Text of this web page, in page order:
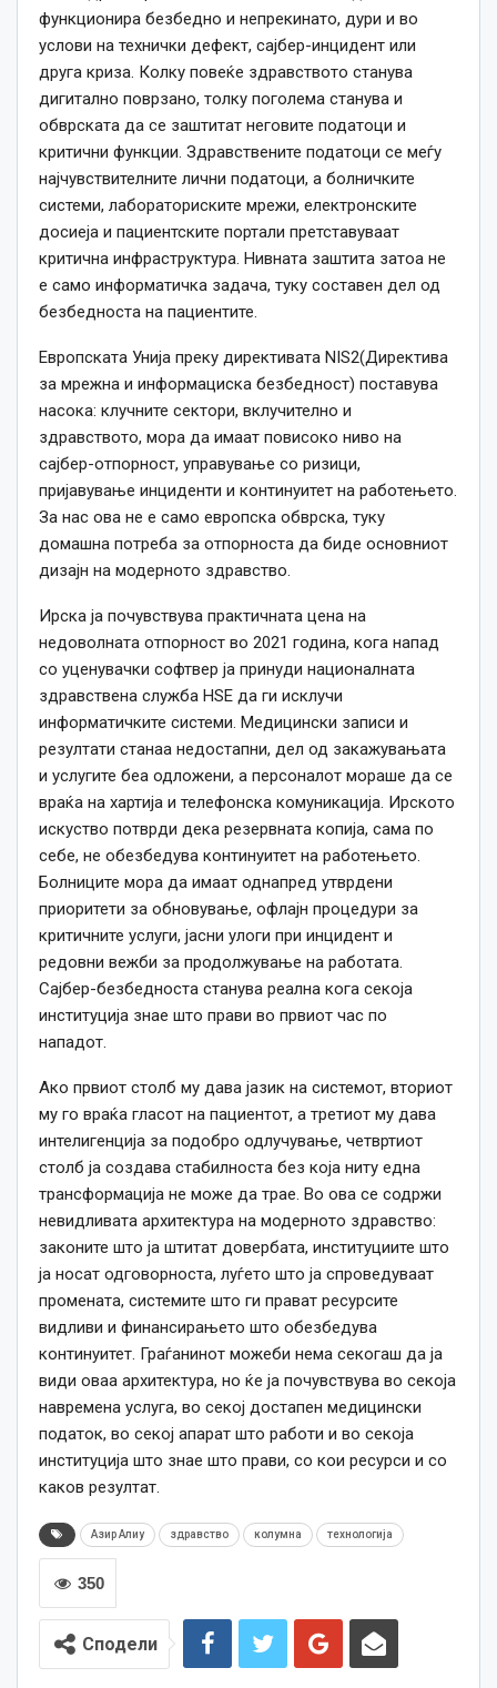
функционира безбедно и непрекинато, дури и во
услови на технички дефект, сајбер-инцидент или
друга криза. Колку повеќе здравството станува
дигитално поврзано, толку поголема станува и
обврската да се заштитат неговите податоци и
критични функции. Здравствените податоци се меѓу
најчувствителните лични податоци, а болничките
системи, лабораториските мрежи, електронските
досиеја и пациентските портали претставуваат
критична инфраструктура. Нивната заштита затоа не
е само информатичка задача, туку составен дел од
безбедноста на пациентите.
Европската Унија преку директивата NIS2(Директива
за мрежна и информациска безбедност) поставува
насока: клучните сектори, вклучително и
здравството, мора да имаат повисоко ниво на
сајбер-отпорност, управување со ризици,
пријавување инциденти и континуитет на работењето.
За нас ова не е само европска обврска, туку
домашна потреба за отпорноста да биде основниот
дизајн на модерното здравство.
Ирска ја почувствува практичната цена на
недоволната отпорност во 2021 година, кога напад
со уценувачки софтвер ја принуди националната
здравствена служба HSE да ги исклучи
информатичките системи. Медицински записи и
резултати станаа недостапни, дел од закажувањата
и услугите беа одложени, а персоналот мораше да се
враќа на хартија и телефонска комуникација. Ирското
искуство потврди дека резервната копија, сама по
себе, не обезбедува континуитет на работењето.
Болниците мора да имаат однапред утврдени
приоритети за обновување, офлајн процедури за
критичните услуги, јасни улоги при инцидент и
редовни вежби за продолжување на работата.
Сајбер-безбедноста станува реална кога секоја
институција знае што прави во првиот час по
нападот.
Ако првиот столб му дава јазик на системот, вториот
му го враќа гласот на пациентот, а третиот му дава
интелигенција за подобро одлучување, четвртиот
столб ја создава стабилноста без која ниту една
трансформација не може да трае. Во ова се содржи
невидливата архитектура на модерното здравство:
законите што ја штитат довербата, институциите што
ја носат одговорноста, луѓето што ја спроведуваат
промената, системите што ги прават ресурсите
видливи и финансирањето што обезбедува
континуитет. Граѓанинот можеби нема секогаш да ја
види оваа архитектура, но ќе ја почувствува во секоја
навремена услуга, во секој достапен медицински
податок, во секој апарат што работи и во секоја
институција што знае што прави, со кои ресурси и со
каков резултат.
Азир Алиу здравство колумна технологија
350
Сподели